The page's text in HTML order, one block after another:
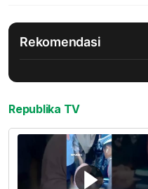
Rekomendasi
Republika TV